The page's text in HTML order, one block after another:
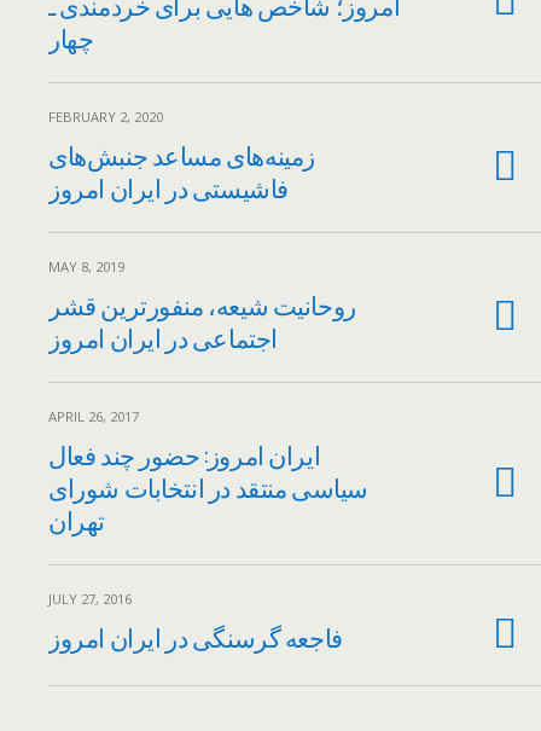
چهار
FEBRUARY 2, 2020
زمینه‌های مساعد جنبش‌های
فاشیستی در ایران امروز
MAY 8, 2019
روحانیت شیعه، منفورترین قشر
اجتماعی در ایران امروز
APRIL 26, 2017
ایران امروز: حضور چند فعال
سیاسی منتقد در انتخابات شورای
تهران
JULY 27, 2016
فاجعه گرسنگی در ایران امروز